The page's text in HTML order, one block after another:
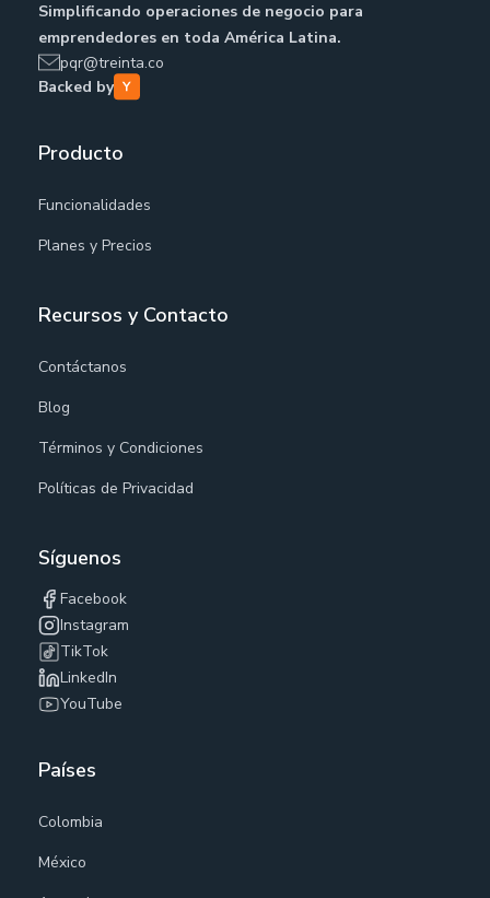
Simplificando operaciones de negocio para
emprendedores en toda América Latina.
pqr@treinta.co
Backed by
Producto
Funcionalidades
Planes y Precios
Recursos y Contacto
Contáctanos
Blog
Términos y Condiciones
Políticas de Privacidad
Síguenos
Facebook
Instagram
TikTok
LinkedIn
YouTube
Países
Colombia
México